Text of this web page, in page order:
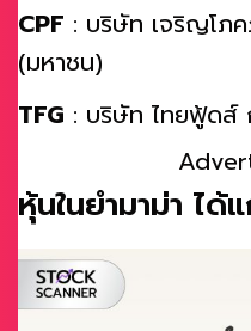
CPF : บริษัท เจริญโภ
(มหาชน)
TFG : บริษัท ไทยฟู้ดส์
หุ้นในยำมาม่า ได้